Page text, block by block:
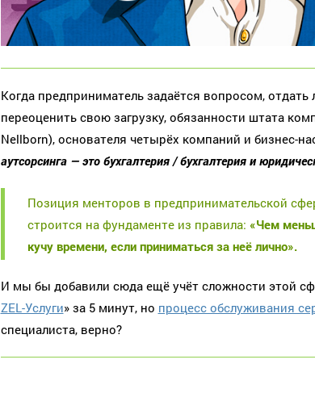
Когда предприниматель задаётся вопросом,
переоценить свою загрузку, обязанности штата
Nellborn), основателя четырёх компаний и бизнес-
аутсорсинга — это бухгалтерия / бухгалтерия и
Позиция менторов в предпринимательской
строится на фундаменте из правила: «Чем
кучу времени, если приниматься за неё лично».
И мы бы добавили сюда ещё учёт сложности этой
ZEL-Услуги» за 5 минут, но процесс обслуживания
специалиста, верно?